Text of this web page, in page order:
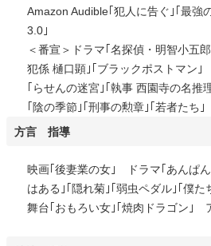
Amazon Audible｢犯人に告ぐ｣｢最強
3.0｣
＜番宣＞ドラマ｢名探偵・明智小五
犯係 樋口顕｣｢ブラックポストマン｣
｢らせんの迷宮｣｢執事 西園寺の名推
｢陰の季節｣｢刑事の勲章｣｢若者たち｣
方言 指導
映画｢後妻業の女｣ ドラマ｢あんぱ
はある｣｢隠れ菊｣｢弱虫ペダル｣｢僕た
舞台｢おもろい女｣｢焼肉ドラゴン｣